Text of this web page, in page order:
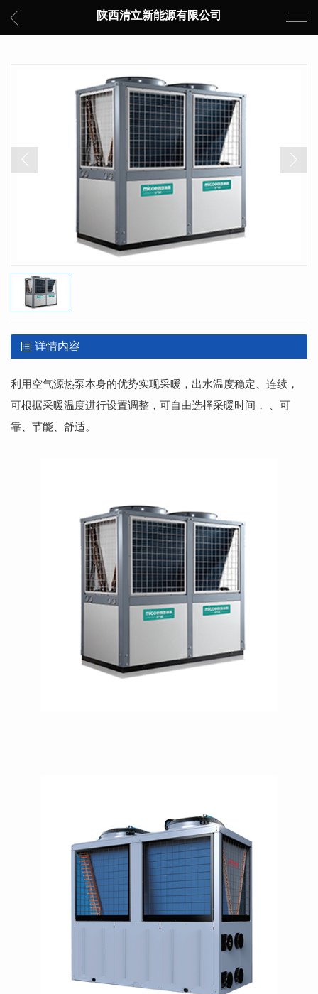
陕西清立新能源有限公司
详情内容
利用空气源热泵本身的优势实现采暖，出水温度稳定、连续，
可根据采暖温度进行设置调整，可自由选择采暖时间， 、可
靠、节能、舒适。